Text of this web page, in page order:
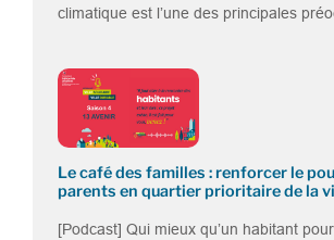
climatique est l’une des principales
Le café des familles : renforcer le
parents en quartier prioritaire de la
[Podcast] Qui mieux qu’un habitant